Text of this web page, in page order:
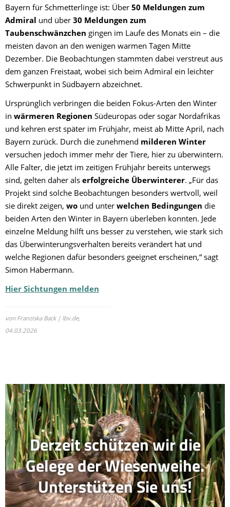
Bayern für Schmetterlinge ist: Über 50 Meldungen zum
Admiral und über 30 Meldungen zum
Taubenschwänzchen gingen im Laufe des Monats ein – die
meisten davon an den wenigen warmen Tagen Mitte
Dezember. Die Beobachtungen stammten dabei verstreut aus
dem ganzen Freistaat, wobei sich beim Admiral ein leichter
Schwerpunkt in Südbayern abzeichnet.
Ursprünglich verbringen die beiden Fokus-Arten den Winter
in wärmeren Regionen Südeuropas oder sogar Nordafrikas
und kehren erst später im Frühjahr, meist ab Mitte April, nach
Bayern zurück. Durch die zunehmend milderen Winter
versuchen jedoch immer mehr der Tiere, hier zu überwintern.
Alle Falter, die jetzt im zeitigen Frühjahr bereits unterwegs
sind, gelten daher als erfolgreiche Überwinterer. „Für das
Projekt sind solche Beobachtungen besonders wertvoll, weil
sie direkt zeigen, wo und unter welchen Bedingungen die
beiden Arten den Winter in Bayern überleben konnten. Jede
einzelne Meldung hilft uns besser zu verstehen, wie stark sich
das Überwinterungsverhalten bereits verändert hat und
welche Regionen dafür besonders geeignet erscheinen,“ sagt
Simon Habermann.
Hier Sichtungen melden
von Franziska Back | lbv.de,
04.03.2026
Derzeit schützen wir die
Gelege der Wiesenweihe.
Unterstützen Sie uns!